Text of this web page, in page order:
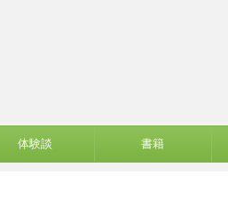
体験談 書籍